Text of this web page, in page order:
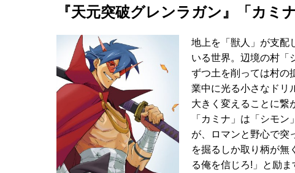
『天元突破グレンラガン』「カミナ
地上を「獣人」が支配
いる世界。辺境の村「
ずつ土を削っては村の
業中に光る小さなドリ
大きく変えることに繋
「カミナ」は「シモ
が、ロマンと野心で突
を掘るしか取り柄が無
る俺を信じろ!」と励